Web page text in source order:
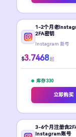
1-2个月老
2FA密钥
Instagram 新号
$3.7468 起
库存 330
立即购买
3-6个月注册含
Instagram账号